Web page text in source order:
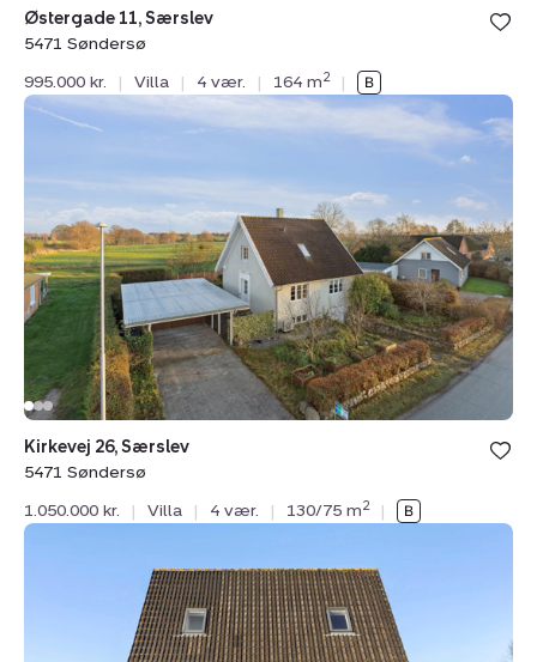
Østergade 11, Særslev
5471 Søndersø
995.000 kr.
| Villa | 4 vær. | 164 m2 |
Villa:
5471
Søndersø
Kirkevej 26, Særslev
5471 Søndersø
1.050.000 kr.
| Villa | 4 vær. | 130/75 m2 |